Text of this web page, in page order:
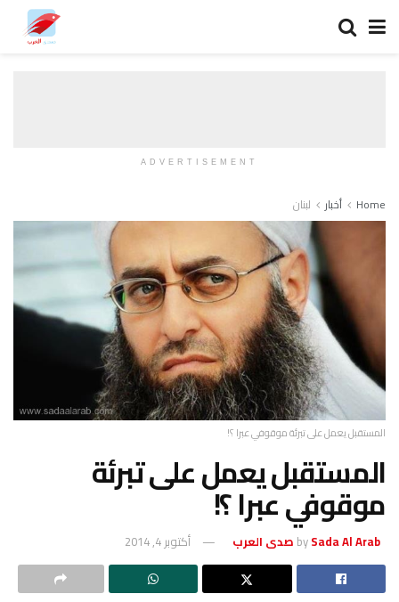
ADVERTISEMENT
Home أخبار لبنان
المستقبل يعمل على تبرئة موقوفي عبرا ؟!
المستقبل يعمل على تبرئة
موقوفي عبرا ؟!
bySada Al Arab صدى العرب أكتوبر 4, 2014